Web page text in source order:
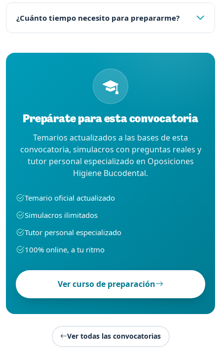
¿Cuánto tiempo necesito para prepararme?
Prepárate para esta convocatoria
Temarios actualizados a las bases de esta
convocatoria, simulacros con preguntas reales y
tutor personal especializado en Oposiciones
Higiene Bucodental.
Temario oficial actualizado
Simulacros ilimitados
Tutor personal especializado
100% online, a tu ritmo
Ver curso de preparación
Ver todas las convocatorias